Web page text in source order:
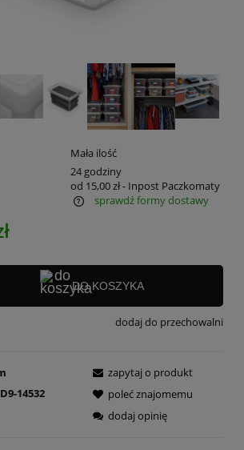
Mała ilość
24 godziny
od 15,00 zł- Inpost Paczkomaty
sprawdź formy dostawy
DO KOSZYKA
dodaj do przechowalni
14532
zapytaj o produkt
poleć znajomemu
dodaj opinię